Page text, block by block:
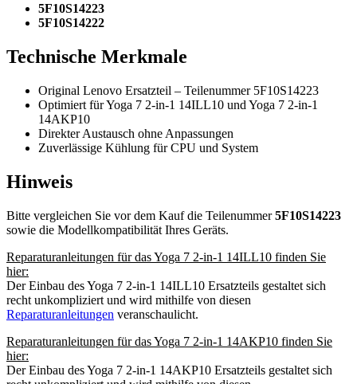
5F10S14223
5F10S14222
Technische Merkmale
Original Lenovo Ersatzteil – Teilenummer 5F10S14223
Optimiert für Yoga 7 2-in-1 14ILL10 und Yoga 7 2-in-1
14AKP10
Direkter Austausch ohne Anpassungen
Zuverlässige Kühlung für CPU und System
Hinweis
Bitte vergleichen Sie vor dem Kauf die Teilenummer5F10S14223
sowie die Modellkompatibilität Ihres Geräts.
Reparaturanleitungen für das Yoga 7 2-in-1 14ILL10 finden Sie
hier:
Der Einbau des Yoga 7 2-in-1 14ILL10 Ersatzteils gestaltet sich
recht unkompliziert und wird mithilfe von diesen
Reparaturanleitungen veranschaulicht.
Reparaturanleitungen für das Yoga 7 2-in-1 14AKP10 finden Sie
hier:
Der Einbau des Yoga 7 2-in-1 14AKP10 Ersatzteils gestaltet sich